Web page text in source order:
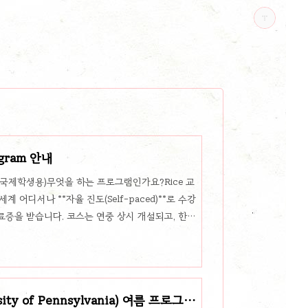
안내
학생용)무엇을 하는 프로그램인가요?Rice 교
계 어디서나 **자율 진도(Self-paced)**로 수강
을 받습니다. 코스는 연중 상시 개설되고, 한
니다. 멘토가 과제와 캡스톤을 돕습니다. 누가
·추천서 제출 없이 간단 지원서와 동기만으로
. 얼마인가요?개별 코스 수강료 $1,795. Need-
of Pennsylvania) 여름 프로그램